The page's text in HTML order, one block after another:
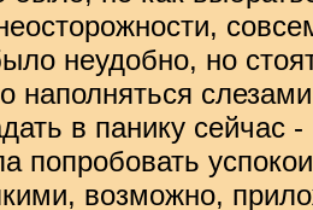
неудобно, но
наполняться
в панику
попробовать
возможно,